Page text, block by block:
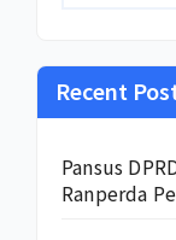
Recent
Pansus
Ranperda